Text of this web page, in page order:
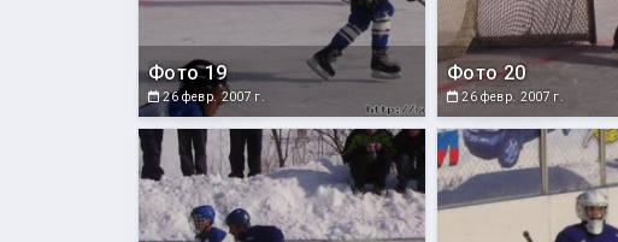
Фото 19
26 февр. 2007 г.
Фото 20
26 февр. 2007 г.